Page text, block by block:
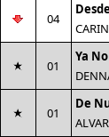
04
01
Ya
01
De